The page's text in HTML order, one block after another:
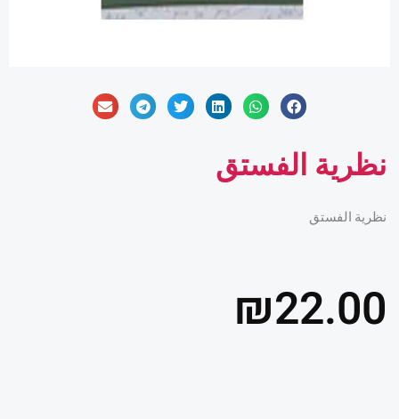
نظرية الفستق
نظرية الفستق
₪22.00